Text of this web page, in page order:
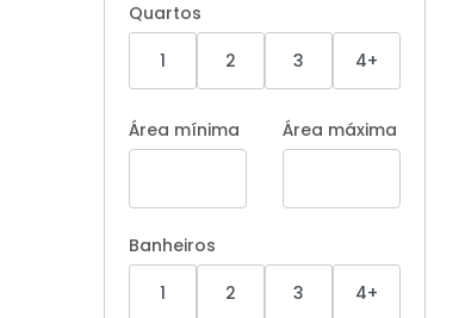
Quartos
1
2 3 4+
Área mínima Área máxima
Banheiros
1
2 3 4+